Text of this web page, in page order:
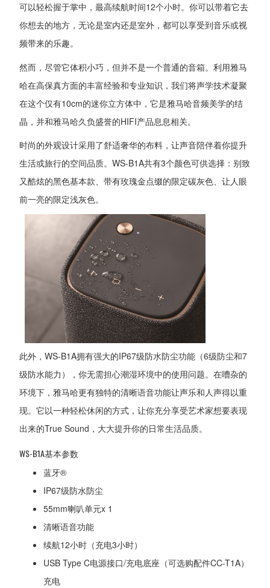
可以轻松握于掌中，最高续航时间12个小时。你可以带着它去
你想去的地方，无论是室内还是室外，都可以享受到音乐或视
频带来的乐趣。
然而，尽管它体积小巧，但并不是一个普通的音箱。利用雅马
哈在高保真方面的丰富经验和专业知识，我们将声学技术凝聚
在这个仅有10cm的迷你立方体中，它是雅马哈音频美学的结
晶，并和雅马哈久负盛誉的HIFI产品息息相关。
时尚的外观设计采用了舒适奢华的布料，让声音陪伴着你提升
生活或旅行的空间品质。WS-B1A共有3个颜色可供选择：别致
又酷炫的黑色基本款、带有玫瑰金点缀的限定碳灰色、让人眼
前一亮的限定浅灰色。
此外，WS-B1A拥有强大的IP67级防水防尘功能（6级防尘和7
级防水能力），你无需担心潮湿环境中的使用问题。在嘈杂的
环境下，雅马哈更有独特的清晰语音功能让声乐和人声得以重
现。它以一种轻松休闲的方式，让你充分享受艺术家想要表现
出来的True Sound，大大提升你的日常生活品质。
WS-B1A基本参数
蓝牙®
IP67级防水防尘
55mm喇叭单元x 1
清晰语音功能
续航12小时（充电3小时）
USB Type C电源接口/充电底座（可选购配件CC-T1A）
充电